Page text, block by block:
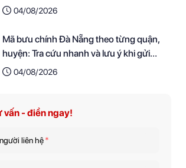
nghiệp
04/08/2026
Mã bưu chính Đà Nẵng theo từng quận,
huyện: Tra cứu nhanh và lưu ý khi gửi
hàng04/08/2026
- điền ngay!
liên hệ*